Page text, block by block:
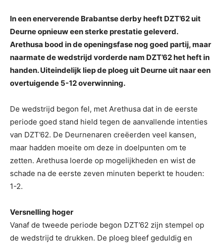
In een enerverende Brabantse derby heeft DZT’62 uit
Deurne opnieuw een sterke prestatie geleverd.
Arethusa bood in de openingsfase nog goed partij, maar
naarmate de wedstrijd vorderde nam DZT’62 het heft in
handen. Uiteindelijk liep de ploeg uit Deurne uit naar een
overtuigende 5-12 overwinning.
De wedstrijd begon fel, met Arethusa dat in de eerste
periode goed stand hield tegen de aanvallende intenties
van DZT’62. De Deurnenaren creëerden veel kansen,
maar hadden moeite om deze in doelpunten om te
zetten. Arethusa loerde op mogelijkheden en wist de
schade na de eerste zeven minuten beperkt te houden:
1-2.
Versnelling hoger
Vanaf de tweede periode begon DZT’62 zijn stempel op
de wedstrijd te drukken. De ploeg bleef geduldig en